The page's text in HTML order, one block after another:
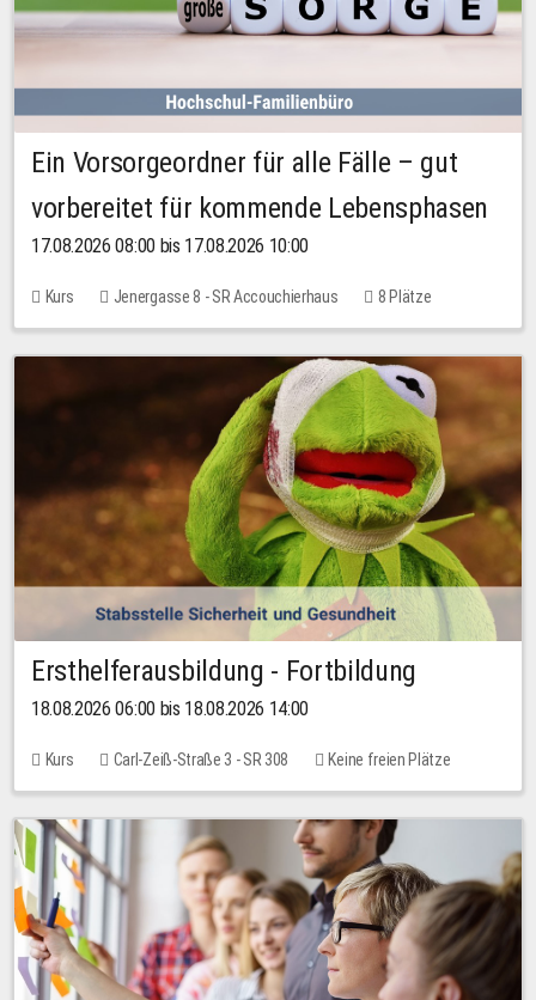
Ein Vorsorgeordner für alle Fälle – gut
vorbereitet für kommende Lebensphasen
17.08.2026 08:00 bis 17.08.2026 10:00
Kurs Jenergasse 8 - SR Accouchierhaus 8 Plätze
Ersthelferausbildung - Fortbildung
18.08.2026 06:00 bis 18.08.2026 14:00
Kurs Carl-Zeiß-Straße 3 - SR 308 Keine freien Plätze